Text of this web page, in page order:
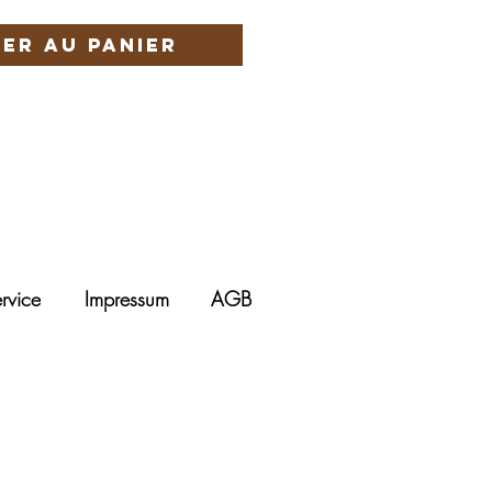
au panier
Impressum AGB